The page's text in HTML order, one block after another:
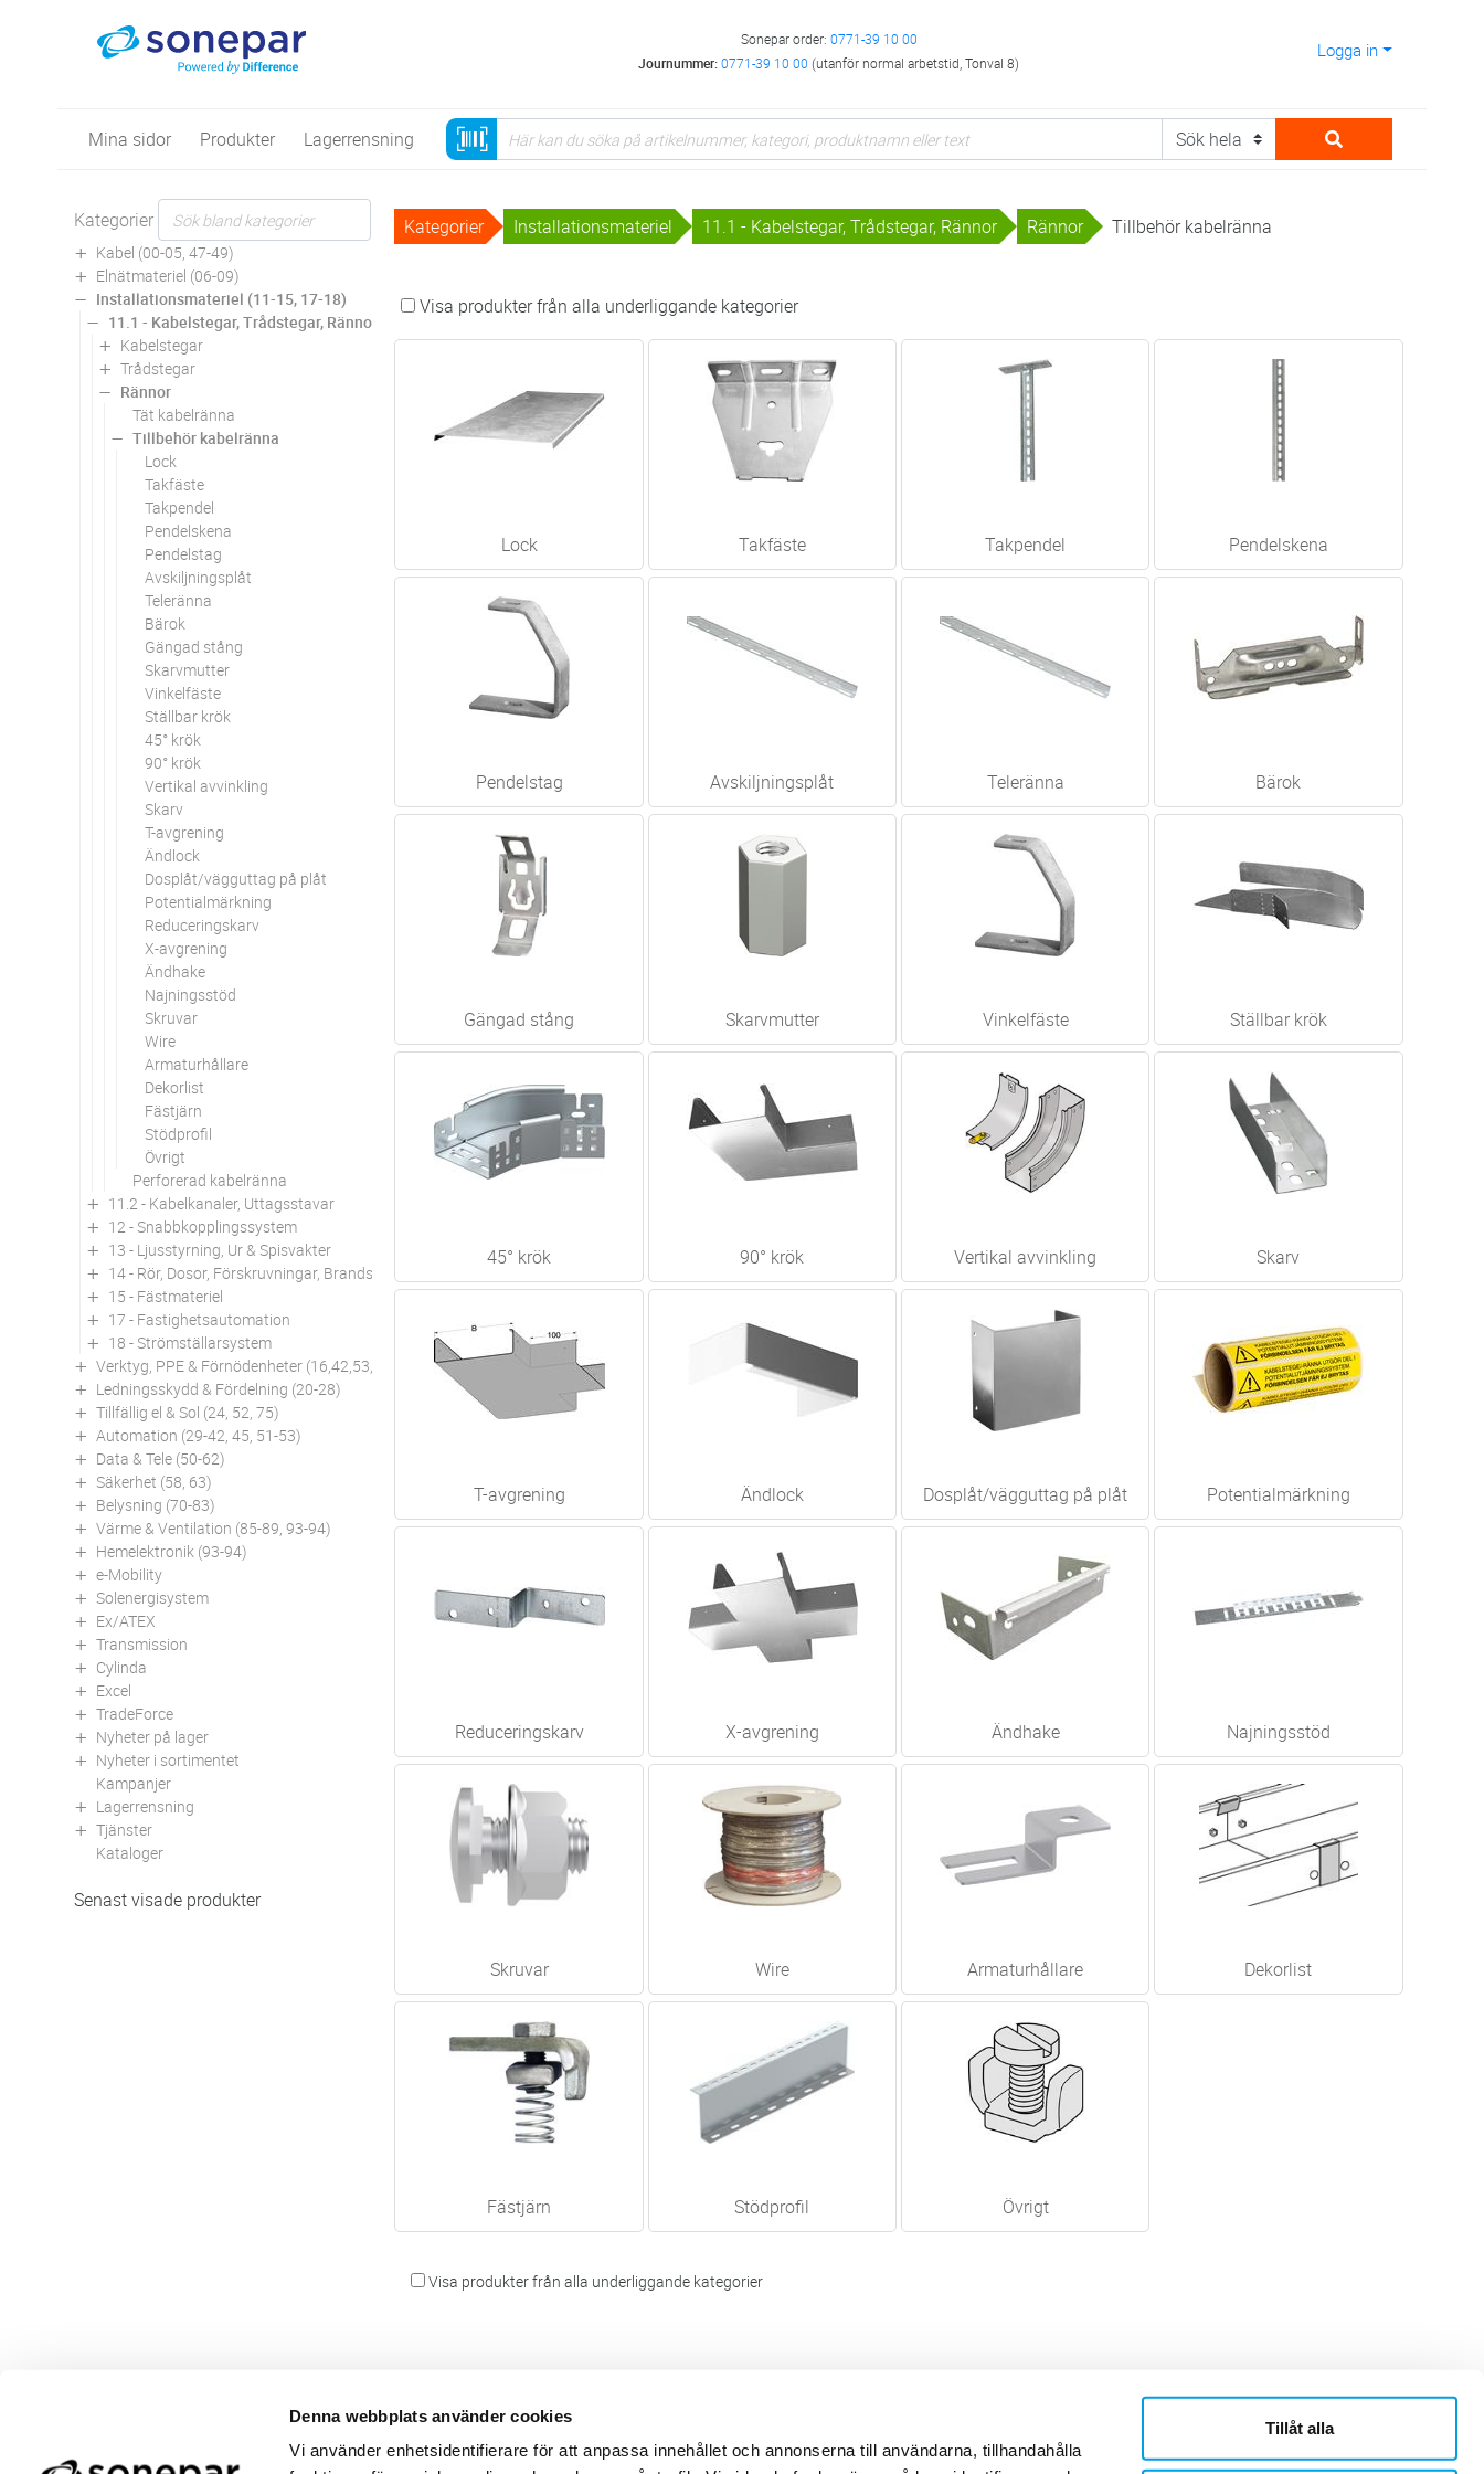
Denna webbplats använder cookies
Vi använder enhetsidentifierare för att anpassa innehållet och annonserna till användarna, tillhandahålla
Tillåt alla
Sonepar order: 0771-39 10 00
Journummer:0771-39 10 00 (utanför normal arbetstid, Tonval 8)
Logga in
Mina sidor Produkter Lagerrensning
Kategorier
Kabel (00-05, 47-49)
Elnätmateriel (06-09)
Installationsmateriel (11-15, 17-18)
11.1 - Kabelstegar, Trådstegar, Rännor
Kabelstegar
Trådstegar
Rännor
Tät kabelränna
Tillbehör kabelränna
Lock
Takfäste
Takpendel
Pendelskena
Pendelstag
Avskiljningsplåt
Teleränna
Bärok
Gängad stång
Skarvmutter
Vinkelfäste
Ställbar krök
45° krök
90° krök
Vertikal avvinkling
Skarv
T-avgrening
Ändlock
Dosplåt/vägguttag på plåt
Potentialmärkning
Reduceringskarv
X-avgrening
Ändhake
Najningsstöd
Skruvar
Wire
Armaturhållare
Dekorlist
Fästjärn
Stödprofil
Övrigt
Perforerad kabelränna
11.2 - Kabelkanaler, Uttagsstavar
12 - Snabbkopplingssystem
13 - Ljusstyrning, Ur & Spisvakter
14 - Rör, Dosor, Förskruvningar, Brandskydd
15 - Fästmateriel
17 - Fastighetsautomation
18 - Strömställarsystem
Verktyg, PPE & Förnödenheter (16,42,53,94)
Ledningsskydd & Fördelning (20-28)
Tillfällig el & Sol (24, 52, 75)
Automation (29-42, 45, 51-53)
Data & Tele (50-62)
Säkerhet (58, 63)
Belysning (70-83)
Värme & Ventilation (85-89, 93-94)
Hemelektronik (93-94)
e-Mobility
Solenergisystem
Ex/ATEX
Transmission
Cylinda
Excel
TradeForce
Nyheter på lager
Nyheter i sortimentet
Kampanjer
Lagerrensning
Tjänster
Kataloger
Senast visade produkter
Kategorier Installationsmateriel 11.1 - Kabelstegar, Trådstegar, Rännor Rännor Tillbehör kabelränna
Visa produkter från alla underliggande kategorier
Lock Takfäste Takpendel Pendelskena
Pendelstag Avskiljningsplåt Teleränna Bärok
Gängad stång Skarvmutter Vinkelfäste Ställbar krök
45° krök 90° krök Vertikal avvinkling Skarv
T-avgrening Ändlock Dosplåt/vägguttag på plåt Potentialmärkning
Reduceringskarv X-avgrening Ändhake Najningsstöd
Skruvar Wire Armaturhållare Dekorlist
Fästjärn Stödprofil Övrigt
Visa produkter från alla underliggande kategorier
Felanmälan
Användarvillkor
Leverans- och betalningsvillkor
Om Sonepar
Historik